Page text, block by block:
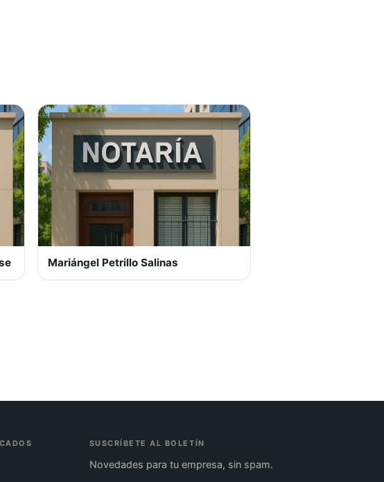
Mariángel Petrillo Salinas
SUSCRÍBETE AL BOLETÍN
Novedades para tu empresa, sin spam.